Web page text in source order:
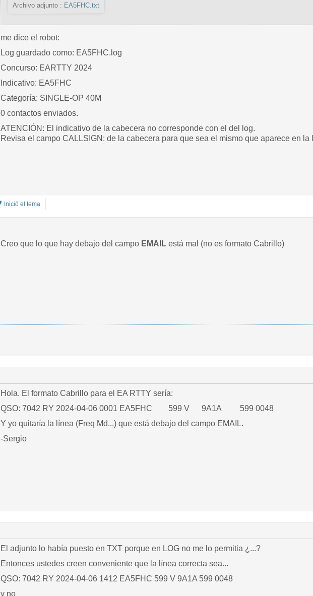
Archivo adjunto : EA5FHC.txt
me dice el robot:
Log guardado como: EA5FHC.log
Concurso: EARTTY 2024
Indicativo: EA5FHC
Categoría: SINGLE-OP 40M
0 contactos enviados.
ATENCIÓN: El indicativo de la cabecera no corresponde con el del log.
Revisa el campo CALLSIGN: de la cabecera para que sea el mismo que aparece en la
Inició el tema
Creo que lo que hay debajo del campo EMAIL está mal (no es formato Cabrillo)
Hola. El formato Cabrillo para el EA RTTY sería:
QSO: 7042 RY 2024-04-06 0001 EA5FHC 599 V 9A1A 599 0048
Y yo quitaría la línea (Freq Md...) que está debajo del campo EMAIL.
-Sergio
El adjunto lo había puesto en TXT porque en LOG no me lo permitia ¿...?
Entonces ustedes creen conveniente que la línea correcta sea...
QSO: 7042 RY 2024-04-06 1412 EA5FHC 599 V 9A1A 599 0048
y no